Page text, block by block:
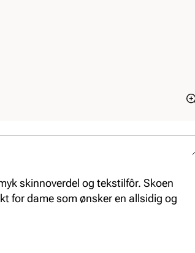
skinnoverdel og tekstilfôr. Skoen
for dame som ønsker en allsidig og